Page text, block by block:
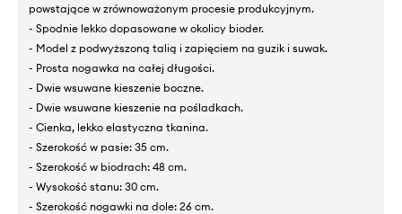
powstające w zrównoważonym procesie produkcyjnym.
- Spodnie lekko dopasowane w okolicy bioder.
- Model z podwyższoną talią i zapięciem na guzik i suwak.
- Prosta nogawka na całej długości.
- Dwie wsuwane kieszenie boczne.
- Dwie wsuwane kieszenie na pośladkach.
- Cienka, lekko elastyczna tkanina.
- Szerokość w pasie: 35 cm.
- Szerokość w biodrach: 48 cm.
- Wysokość stanu: 30 cm.
- Szerokość nogawki na dole: 26 cm.